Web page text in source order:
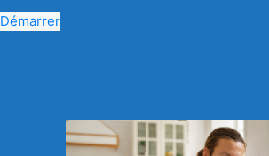
Démarrer